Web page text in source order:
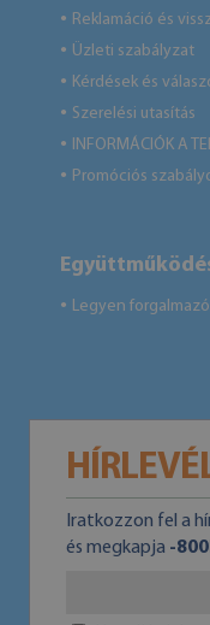
● Reklamáció és
● Üzleti szabályzat
● Kérdések és
● Szerelési utasítás
● INFORMÁCIÓK A
● Promóciós
● Legyen forgalmazó
Iratkozzon fel a
és megkapja -